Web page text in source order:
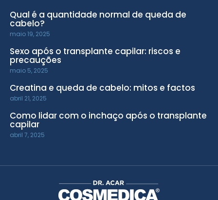
Qual é a quantidade normal de queda de
cabelo?
maio 19, 2025
Sexo após o transplante capilar: riscos e
precauções
maio 5, 2025
Creatina e queda de cabelo: mitos e factos
abril 21, 2025
Como lidar com o inchaço após o transplante
capilar
abril 7, 2025